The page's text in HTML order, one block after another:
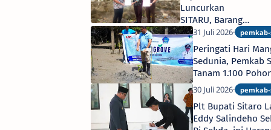
Luncurkan
SITARU, Barang
Bukti Inkracht
Diantar Gratis
Sampai Rumah
Peringati Hari
Sedunia, Pemkab
Tanam 1.100
Siau Barat Selatan
Plt Bupati Sitaro
Eddy Salindeho